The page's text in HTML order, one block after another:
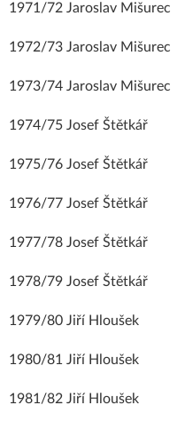
1971/72 Jaroslav Mišurec
1972/73 Jaroslav Mišurec
1973/74 Jaroslav Mišurec
1974/75 Josef Štětkář
1975/76 Josef Štětkář
1976/77 Josef Štětkář
1977/78 Josef Štětkář
1978/79 Josef Štětkář
1979/80 Jiří Hloušek
1980/81 Jiří Hloušek
1981/82 Jiří Hloušek